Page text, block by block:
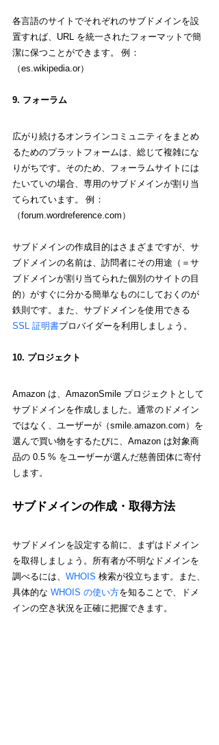
各言語のサイトでそれぞれのサブドメインを設
置すれば、URL を統一されたフォーマットで簡
潔に保つことができます。 例：
（es.wikipedia.or）
9. フォーラム
広がり続けるオンラインコミュニティをまとめ
るためのプラットフォームは、総じて複雑にな
りがちです。そのため、フォーラムサイトには
たいていの場合、専用のサブドメインが割り当
てられています。 例：
（forum.wordreference.com）
サブドメインの作成目的はさまざまですが、サ
ブドメインの名前は、訪問者にその用途（＝サ
ブドメインが割り当てられた個別のサイトの目
的）がすぐに分かる簡単なものにしておくのが
鉄則です。また、サブドメインを使用できる
SSL 証明書プロバイダーを利用しましょう。
10. プロジェクト
Amazon は、AmazonSmile プロジェクトとして
サブドメインを作成しました。通常のドメイン
ではなく、ユーザーが（smile.amazon.com）を
選んで買い物をするたびに、Amazon は対象商
品の 0.5 % をユーザーが選んだ慈善団体に寄付
します。
サブドメインの作成・取得方法
サブドメインを設定する前に、まずはドメイン
を取得しましょう。所有者が不明なドメインを
調べるには、 WHOIS 検索が役立ちます。また、
具体的な WHOIS の使い方を知ることで、ドメ
インの空き状況を正確に把握できます。